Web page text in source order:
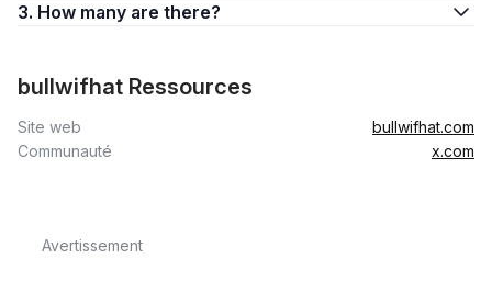
3. How many are there?
bullwifhat Ressources
Site web
bullwifhat.com
Communauté
x.com
Avertissement